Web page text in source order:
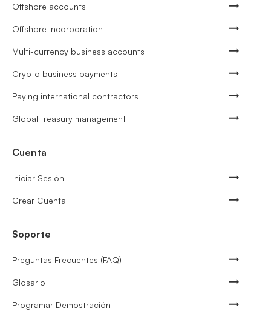
Offshore accounts
Offshore incorporation
Multi-currency business accounts
Crypto business payments
Paying international contractors
Global treasury management
Cuenta
Iniciar Sesión
Crear Cuenta
Soporte
Preguntas Frecuentes (FAQ)
Glosario
Programar Demostración